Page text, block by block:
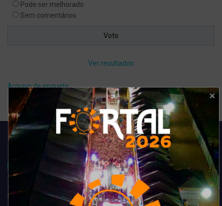
Pode ser melhorado
Sem comentários
Ver resultados
Arquivo de enquete
Acompanhe todas as novidades do entretenimento na região de
Fortaleza. Dicas, promoções, coberturas exclusivas e muito mais.